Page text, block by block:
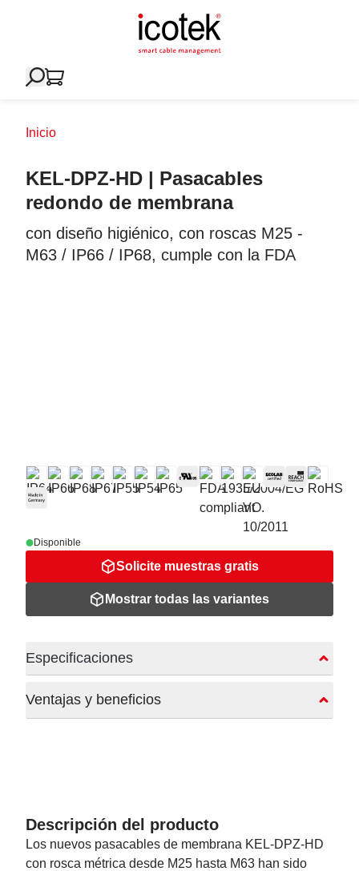
Inicio
KEL-DPZ-HD | Pasacables
redondo de membrana
con diseño higiénico, con roscas M25 -
M63 / IP66 / IP68, cumple con la FDA
Disponible
Solicite muestras gratis
Mostrar todas las variantes
Especificaciones
Ventajas y beneficios
Descripción del producto
Los nuevos pasacables de membrana KEL-DPZ-HD
con rosca métrica desde M25 hasta M63 han sido